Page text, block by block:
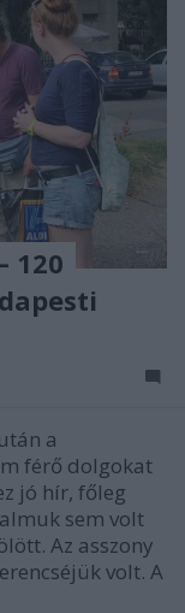
120
a
férő dolgokat
jó hír, főleg
sem volt
Az asszony
volt. A